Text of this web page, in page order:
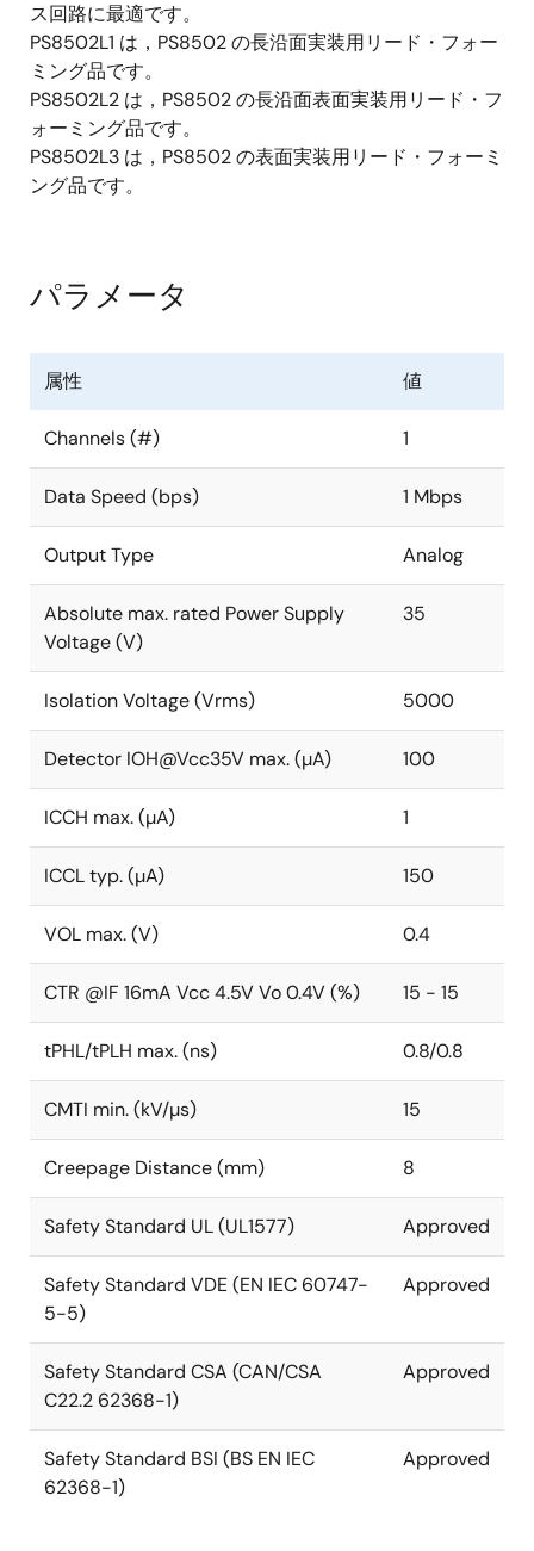
ス回路に最適です。
PS8502L1 は，PS8502 の長沿面実装用リード・フォー
ミング品です。
PS8502L2 は，PS8502 の長沿面表面実装用リード・フ
ォーミング品です。
PS8502L3 は，PS8502 の表面実装用リード・フォーミ
ング品です。
パラメータ
属性 値
Channels (#) 1
Data Speed (bps) 1 Mbps
Output Type Analog
Absolute max. rated Power Supply
Voltage (V)
35
Isolation Voltage (Vrms) 5000
Detector IOH@Vcc35V max. (µA) 100
ICCH max. (µA) 1
ICCL typ. (µA) 150
VOL max. (V) 0.4
CTR @IF 16mA Vcc 4.5V Vo 0.4V (%) 15 - 15
tPHL/tPLH max. (ns) 0.8/0.8
CMTI min. (kV/µs) 15
Creepage Distance (mm) 8
Safety Standard UL (UL1577) Approved
Safety Standard VDE (EN IEC 60747-
5-5)
Approved
Safety Standard CSA (CAN/CSA
C22.2 62368-1)
Approved
Safety Standard BSI (BS EN IEC
62368-1)
Approved